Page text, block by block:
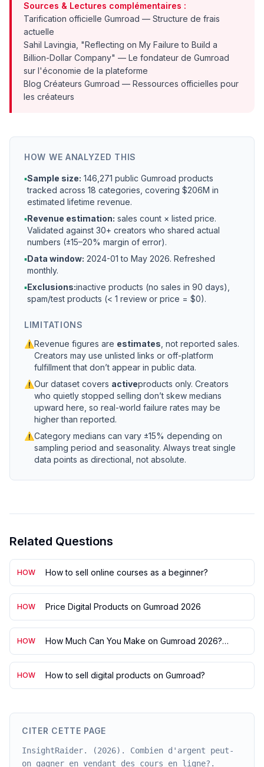
Sources & Lectures complémentaires :
Tarification officielle Gumroad — Structure de frais
actuelle
Sahil Lavingia, "Reflecting on My Failure to Build a
Billion-Dollar Company" — Le fondateur de Gumroad
sur l'économie de la plateforme
Blog Créateurs Gumroad — Ressources officielles pour
les créateurs
HOW WE ANALYZED THIS
▪Sample size: 146,271 public Gumroad products
tracked across 18 categories, covering $206M in
estimated lifetime revenue.
▪Revenue estimation: sales count × listed price.
Validated against 30+ creators who shared actual
numbers (±15–20% margin of error).
▪Data window: 2024-01 to May 2026. Refreshed
monthly.
▪Exclusions:inactive products (no sales in 90 days),
spam/test products (< 1 review or price = $0).
LIMITATIONS
⚠Revenue figures are estimates , not reported sales.
Creators may use unlisted links or off-platform
fulfillment that don’t appear in public data.
⚠Our dataset covers activeproducts only. Creators
who quietly stopped selling don’t skew medians
upward here, so real-world failure rates may be
higher than reported.
⚠Category medians can vary ±15% depending on
sampling period and seasonality. Always treat single
data points as directional, not absolute.
Related Questions
HOW How to sell online courses as a beginner?
HOW Price Digital Products on Gumroad 2026
HOW
How Much Can You Make on Gumroad 2026?
$206M Across 146K
HOW How to sell digital products on Gumroad?
CITER CETTE PAGE
InsightRaider. (2026). Combien d'argent peut-
on gagner en vendant des cours en ligne?.